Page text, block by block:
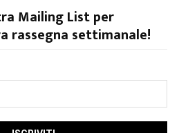
Mailing List per
rassegna settimanale!